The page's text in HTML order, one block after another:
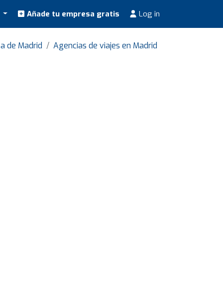
Añade tu empresa gratis Log in
de Madrid Agencias de viajes en Madrid